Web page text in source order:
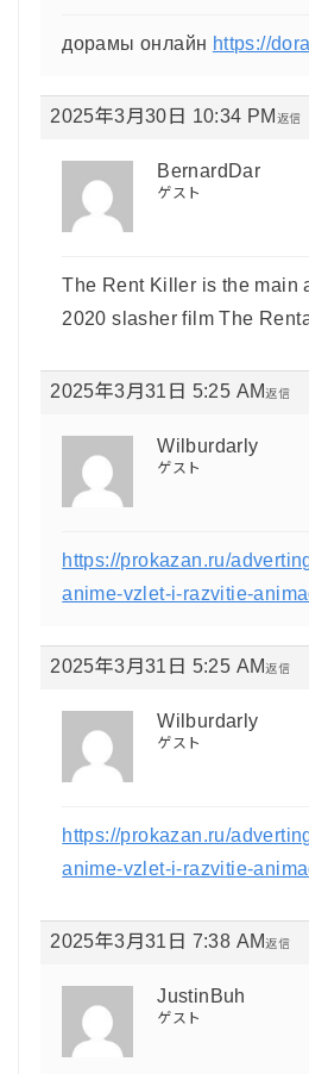
дорамы онлайн https://
2025年3月30日 10:34 PM 返信
BernardDar
ゲスト
The Rent Killer is the main
2020 slasher film The
2025年3月31日 5:25 AM返信
Wilburdarly
ゲスト
https://prokazan.ru/
anime-vzlet-i-razvitie-
2025年3月31日 5:25 AM返信
Wilburdarly
ゲスト
https://prokazan.ru/
anime-vzlet-i-razvitie-
2025年3月31日 7:38 AM返信
JustinBuh
ゲスト